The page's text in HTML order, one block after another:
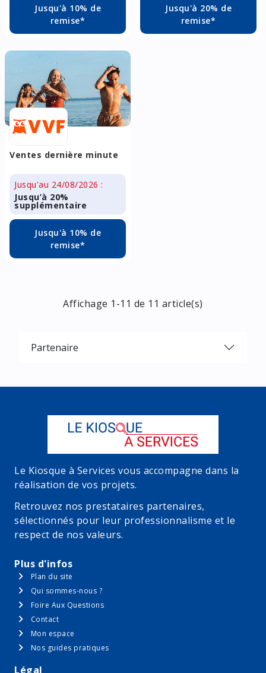
Jusqu'à 10% de
remise*
Jusqu'à 20% de
remise*
Ventes dernière minute
Jusqu'au 24/08/2026 :
Jusqu’à 20%
supplémentaire
Jusqu'à 10% de
remise*
Affichage 1-11 de 11 article(s)
Partenaire
Le Kiosque à Services vous accompagne dans la
réalisation de vos projets.
Retrouvez nos prestataires partenaires,
sélectionnés pour leur professionnalisme et le
respect de nos valeurs.
Plus d'infos
Plan du site
Qui sommes-nous ?
Foire Aux Questions
Contact
Mon espace
Nos guides pratiques
Légal